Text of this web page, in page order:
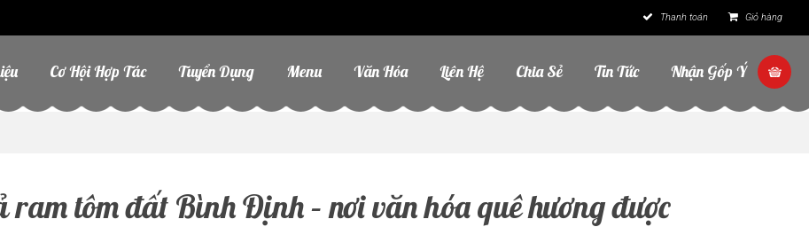
Thanh toán Giỏ hàng
Cơ Hội Hợp Tác Tuyển Dụng Menu Văn Hóa Liên Hệ Chia Sẻ Tin Tức Nhận Gốp Ý
ram tôm đất Bình Định – nơi văn hóa quê hương được